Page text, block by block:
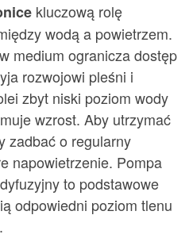
kluczową rolę
wodą a powietrzem.
medium ogranicza dostęp
rozwojowi pleśni i
zbyt niski poziom wody
wzrost. Aby utrzymać
zadbać o regularny
napowietrzenie. Pompa
to podstawowe
odpowiedni poziom tlenu